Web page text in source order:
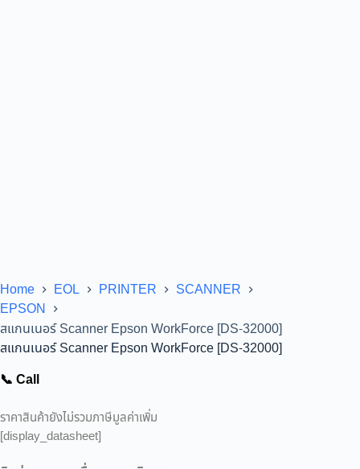
Home EOL PRINTER
SCANNER
EPSON
สแกนเนอร์ Scanner Epson WorkForce [DS-32000]
สแกนเนอร์ Scanner Epson WorkForce [DS-32000]
📞 Call
ราคาสินค้ายังไม่รวมภาษีมูลค่าเพิ่ม
[display_datasheet]